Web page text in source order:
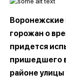
горожан о
придется
пришедшего
районе улицы